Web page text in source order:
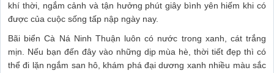
khí thời, ngắm cảnh và tận hưởng phút giây bình yên hiếm khi có
được của cuộc sống tấp nập ngày nay.
Bãi biển Cà Ná Ninh Thuận luôn có nước trong xanh, cát trắng
mịn. Nếu bạn đến đây vào những dịp mùa hè, thời tiết đẹp thì có
thể đi lặn ngắm san hô, khám phá đại dương xanh nhiều màu sắc